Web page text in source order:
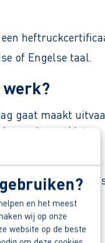
en het meest
wij op onze
website op de beste
of Engelse taal.
werk?
gaat maakt
van
gezellige